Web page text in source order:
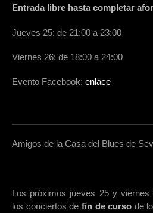
Entrada libre hasta completar
Jueves 25: de 21:00 a 23:00
Viernes 26: de 18:00 a 24:00
Evento Facebook: enlace
Amigos de la Casa del Blues de
Los próximos jueves 25 y viernes
los conciertos de fin de curso de